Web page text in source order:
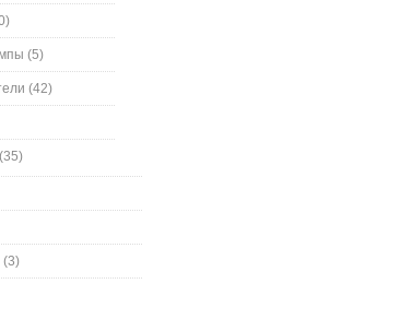
(5)
(42)
(35)
(3)